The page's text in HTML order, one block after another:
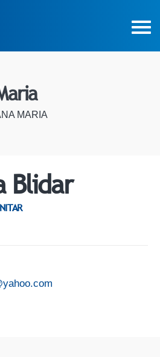
MARIA
Blidar